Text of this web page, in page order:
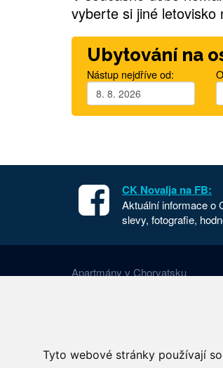
Tyto webové stránky používají
vyberte si jiné letovisko
Ubytování na
Nástup nejdříve od:
CK Novalja na FB:
Aktuální informace o
slevy, fotografie,
Apartmány v Chorvatsku